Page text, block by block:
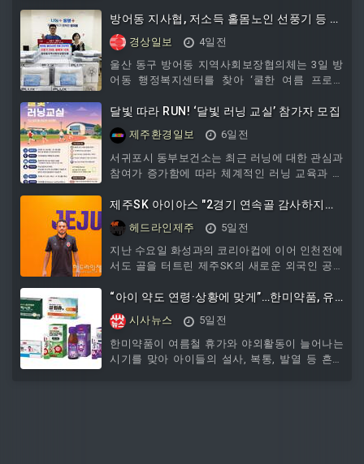
신뢰 위기가 다시 불거졌다고 3일 암호화폐 매체
유투데이가 보도했다.브루스 펜튼 등 회의론자들
은 이번 사태를 '내 자산은 내가 지킨다'는 셀프커
스터디 철학의 실패 사례로 지목했다. 반면 초기
비트코인 개발자 피터 토드는 하드웨어 지갑 결
방어동 지사협, 저소득 홀몸노인 선풍기 등 지
원
경상일보
4일전
울산 동구 방어동 지역사회보장협의체는 3일 방
어동 행정복지센터를 찾아 ‘쿨한 여름 프로젝
풍기 20대와 쿨 베개 10개를 전달했다.
달빛 따라 RUN! ‘달빛 러닝 교실’ 참가자 모집
제주환경일보
6일전
서귀포시 동부보건소는 최근 러닝에 대한 관심과
참여가 증가함에 따라 체계적인 러닝 교육과 올
과
제주SK 아이아스 "2경기 연속골 감사하지
만...팀의 경기 결과가 아쉬워"
헤드라인제주
5일전
지난 수요일 화성과의 코리아컵에 이어 인천전에
서도 골을 터트린 제주SK의 새로운 외국인 공격
골을 기록하고 있다는 건 정말 감사한 일이지만
승점 3점 가져오지 못해 더욱 더 아쉽게 느껴지
는 것 같다"고 말했다.아이아스는 이날 인천과의
홈경기 후 와의 인터뷰에서 이같이 말했다.그는
경기 소감으로 "정말 어려운 경기였다고 생각한
“아이 약도 연령·상황에 맞게”…한미약품, 유
소아 상비약 라인업 주목
시사뉴스
5일전
한미약품이 여름철 휴가와 야외활동이 늘어나는
시기를 맞아 아이들의 설사, 복통, 발열 등 흔히